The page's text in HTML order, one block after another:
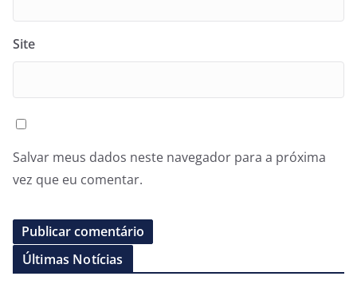
Site
Salvar meus dados neste navegador para a próxima
vez que eu comentar.
Últimas Notícias